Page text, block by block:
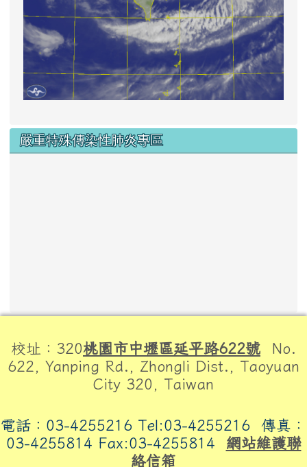
嚴重特殊傳染性肺炎專區
校址：320桃園市中壢區延平路622號 No.
622, Yanping Rd., Zhongli Dist., Taoyuan
City 320, Taiwan
電話：03-4255216 Tel:03-4255216 傳真：
03-4255814 Fax:03-4255814 網站維護聯
絡信箱